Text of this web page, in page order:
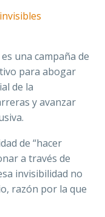
es una campaña de
para abogar
de la
y avanzar
de “hacer
a través de
invisibilidad no
razón por la que